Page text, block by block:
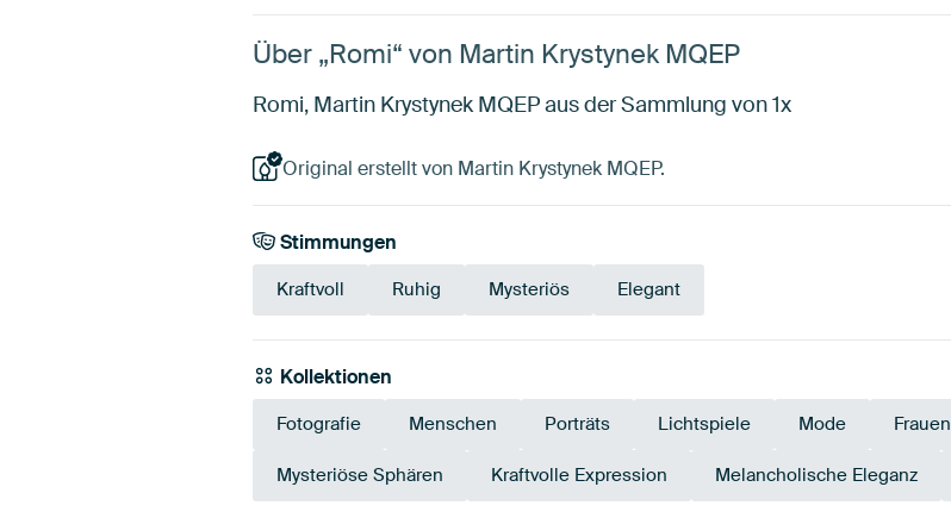
Über „Romi“ von Martin Krystynek MQEP
Romi, Martin Krystynek MQEP aus der Sammlung von 1x
Original erstellt von Martin Krystynek MQEP.
Stimmungen
Kraftvoll Ruhig Mysteriös Elegant
Kollektionen
Fotografie Menschen Porträts Lichtspiele Mode Frauen
Mysteriöse Sphären Kraftvolle Expression Melancholische Eleganz